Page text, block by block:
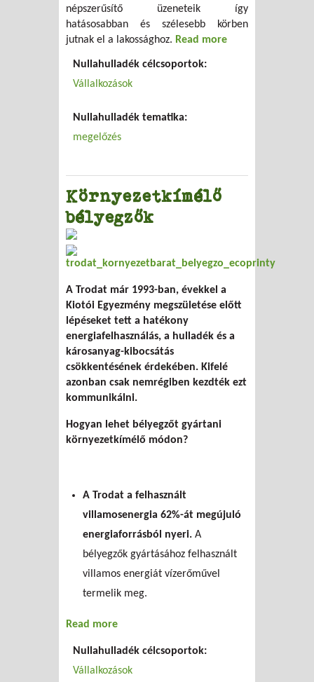
népszerűsítő üzeneteik így
hatásosabban és szélesebb körben
jutnak el a lakossághoz. Read more
Nullahulladék célcsoportok:
Vállalkozások
Nullahulladék tematika:
megelőzés
Környezetkímélő
bélyegzők
A Trodat már 1993-ban, évekkel a
Kiotói Egyezmény megszületése előtt
lépéseket tett a hatékony
energiafelhasználás, a hulladék és a
károsanyag-kibocsátás
csökkentésének érdekében. Kifelé
azonban csak nemrégiben kezdték ezt
kommunikálni.
Hogyan lehet bélyegzőt gyártani
környezetkímélő módon?
A Trodat a felhasznált
villamosenergia 62%-át megújuló
energiaforrásból nyeri. A
bélyegzők gyártásához felhasznált
villamos energiát vízerőművel
termelik meg.
Read more
Nullahulladék célcsoportok:
Vállalkozások